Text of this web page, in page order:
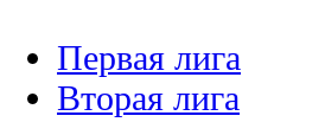
Первая лига
Вторая лига